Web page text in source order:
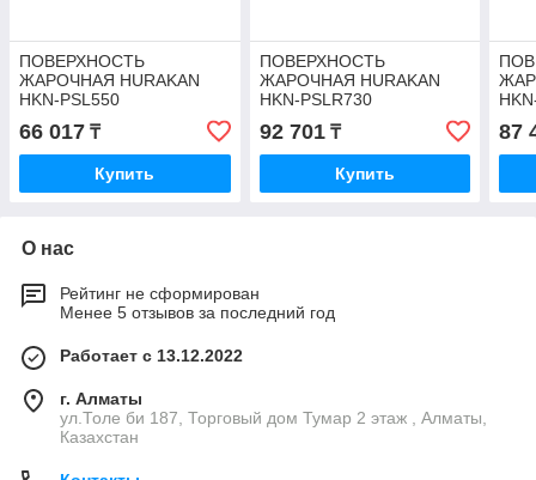
ПОВЕРХНОСТЬ
ЖАРОЧНАЯ HURAKAN
HKN-PSL550
66 017 ₸
Купить
ПОВЕРХНОСТЬ
ЖАРОЧНАЯ HURAKAN
HKN-PSLR730
92 701₸
Купить
87
О нас
Рейтинг не сформирован
Менее 5 отзывов за последний год
Работает с 13.12.2022
г. Алматы
ул.Толе би 187, Торговый дом Тумар 2 этаж , Алматы,
Казахстан